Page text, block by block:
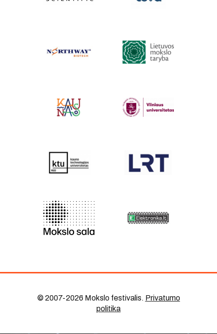
© 2007-2026 Mokslo festivalis. Privatumo
politika